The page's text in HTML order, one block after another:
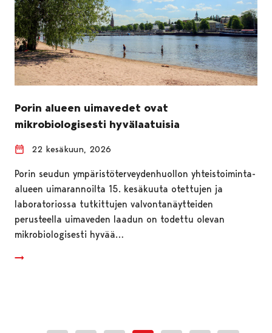
Porin alueen uimavedet ovat
mikrobiologisesti hyvälaatuisia
22 kesäkuun, 2026
Porin seudun ympäristöterveydenhuollon yhteistoiminta-
alueen uimarannoilta 15. kesäkuuta otettujen ja
laboratoriossa tutkittujen valvontanäytteiden
perusteella uimaveden laadun on todettu olevan
mikrobiologisesti hyvää…